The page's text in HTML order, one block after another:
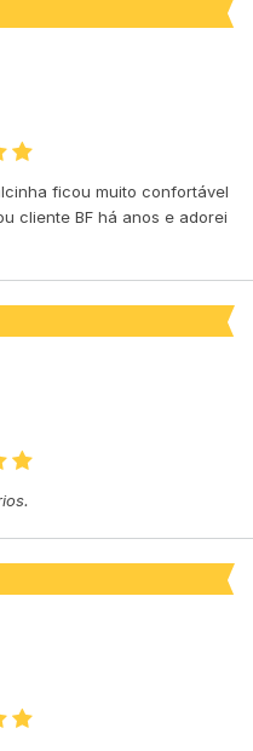
ficou muito confortável
cliente BF há anos e adorei